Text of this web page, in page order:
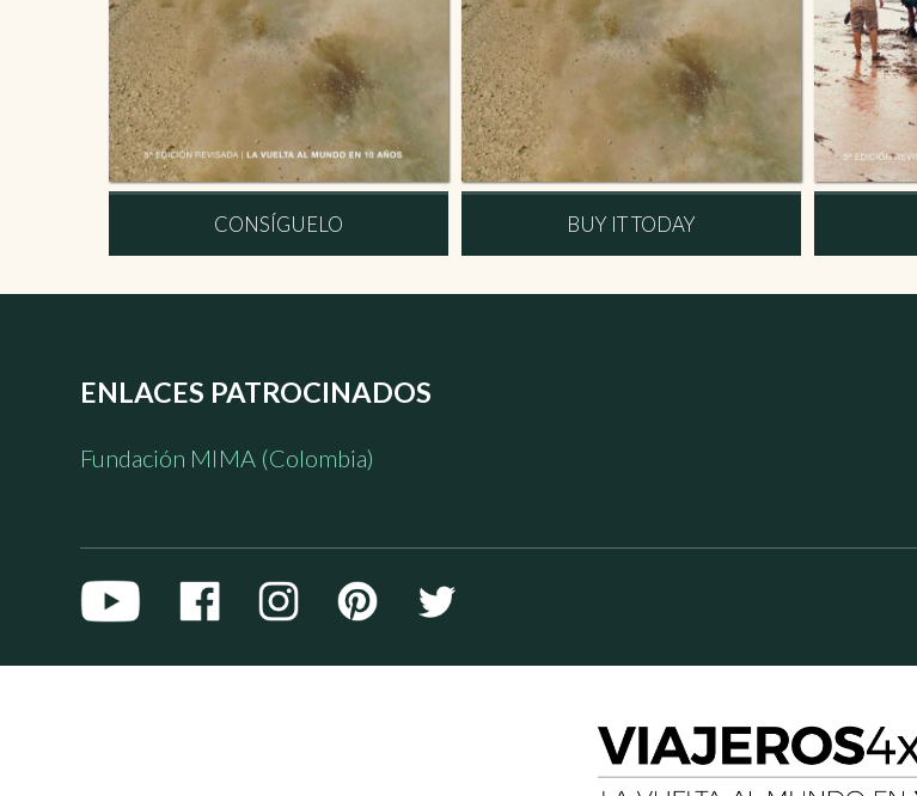
CONSÍGUELO BUY IT TODAY
ENLACES PATROCINADOS
Fundación MIMA (Colombia)